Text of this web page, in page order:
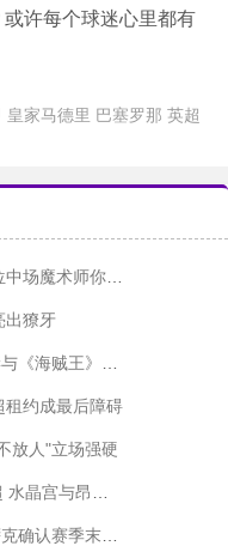
许每个球迷心里都有
皇家马德里 巴塞罗那 英超
术师你pick谁？
出獠牙
》的浪漫致敬
租约成最后障碍
放人"立场强硬
展开最后博弈
末卸任青训主管